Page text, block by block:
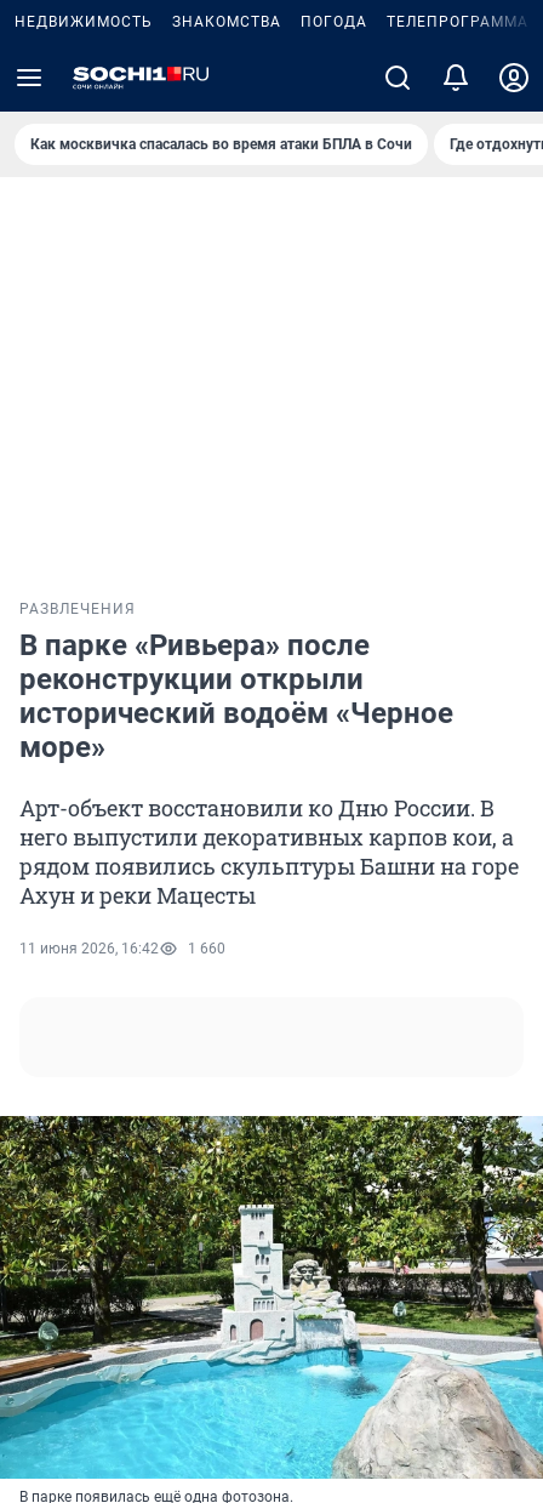
НЕДВИЖИМОСТЬ ЗНАКОМСТВА ПОГОДА ТЕЛЕПРОГРАММА
Как москвичка спасалась во время атаки БПЛА в Сочи Где
РАЗВЛЕЧЕНИЯ
В парке «Ривьера» после
реконструкции открыли
исторический водоём «Черное
море»
Арт-объект восстановили ко Дню России. В
него выпустили декоративных карпов кои, а
рядом появились скульптуры Башни на горе
Ахун и реки Мацесты
11 июня 2026, 16:42 1 660
В парке появилась ещё одна фотозона.